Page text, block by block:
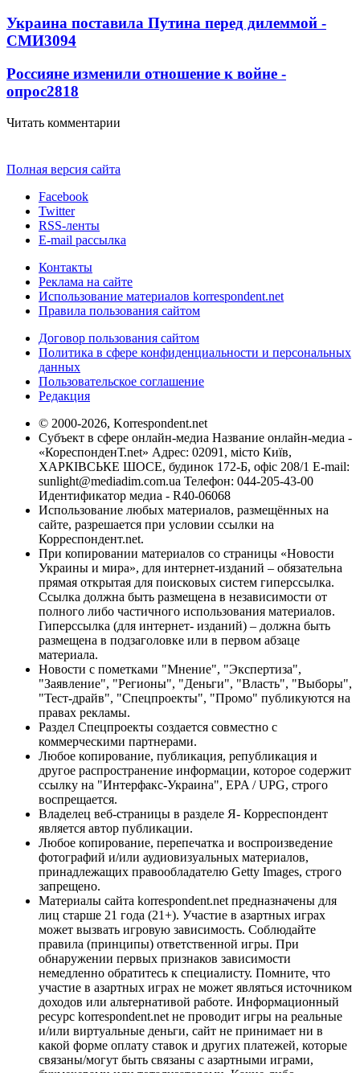
Украина поставила Путина перед дилеммой -
СМИ3094
Россияне изменили отношение к войне -
опрос2818
Читать комментарии
Полная версия сайта
Facebook
Twitter
RSS-ленты
E-mail рассылка
Контакты
Реклама на сайте
Использование материалов korrespondent.net
Правила пользования сайтом
Договор пользования сайтом
Политика в сфере конфиденциальности и персональных
данных
Пользовательское соглашение
Редакция
© 2000-2026, Korrespondent.net
Субъект в сфере онлайн-медиа Название онлайн-медиа -
«КореспонденТ.net» Адрес: 02091, місто Київ,
ХАРКІВСЬКЕ ШОСЕ, будинок 172-Б, офіс 208/1 E-mail:
sunlight@mediadim.com.ua Телефон: 044-205-43-00
Идентификатор медиа - R40-06068
Использование любых материалов, размещённых на
сайте, разрешается при условии ссылки на
Корреспондент.net.
При копировании материалов со страницы «Новости
Украины и мира», для интернет-изданий – обязательна
прямая открытая для поисковых систем гиперссылка.
Ссылка должна быть размещена в независимости от
полного либо частичного использования материалов.
Гиперссылка (для интернет- изданий) – должна быть
размещена в подзаголовке или в первом абзаце
материала.
Новости с пометками "Мнение", "Экспертиза",
"Заявление", "Регионы", "Деньги", "Власть", "Выборы",
"Тест-драйв", "Спецпроекты", "Промо" публикуются на
правах рекламы.
Раздел Спецпроекты создается совместно с
коммерческими партнерами.
Любое копирование, публикация, републикация и
другое распространение информации, которое содержит
ссылку на "Интерфакс-Украина", EPA / UPG, строго
воспрещается.
Владелец веб-страницы в разделе Я- Корреспондент
является автор публикации.
Любое копирование, перепечатка и воспроизведение
фотографий и/или аудиовизуальных материалов,
принадлежащих правообладателю Getty Images, строго
запрещено.
Материалы сайта korrespondent.net предназначены для
лиц старше 21 года (21+). Участие в азартных играх
может вызвать игровую зависимость. Соблюдайте
правила (принципы) ответственной игры. При
обнаружении первых признаков зависимости
немедленно обратитесь к специалисту. Помните, что
участие в азартных играх не может являться источником
доходов или альтернативой работе. Информационный
ресурс korrespondent.net не проводит игры на реальные
и/или виртуальные деньги, сайт не принимает ни в
какой форме оплату ставок и других платежей, которые
связаны/могут быть связаны с азартными играми,